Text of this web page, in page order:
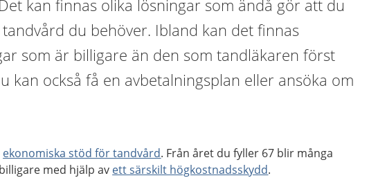
kan finnas olika lösningar som ändå gör att du
du behöver. Ibland kan det finnas
som är billigare än den som tandläkaren först
kan också få en avbetalningsplan eller ansöka om
ekonomiska stöd för tandvård. Från året du fyller 67 blir många
med hjälp av ett särskilt högkostnadsskydd.